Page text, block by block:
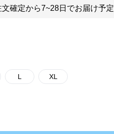
文確定から7~28日でお届け予定
L XL